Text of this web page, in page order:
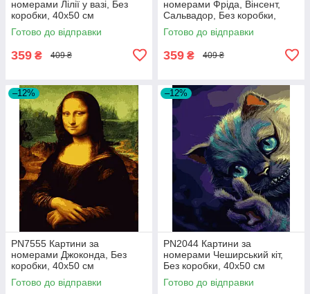
номерами Лілії у вазі, Без
коробки, 40х50 см
Готово до відправки
359 ₴ 409 ₴
номерами Фріда, Вінсент,
Сальвадор, Без коробки,
40х50 см
Готово до відправки
359 ₴ 409 ₴
–12%
PN7555 Картини за
номерами Джоконда, Без
коробки, 40х50 см
Готово до відправки
–12%
PN2044 Картини за
номерами Чеширський кіт,
Без коробки, 40х50 см
Готово до відправки